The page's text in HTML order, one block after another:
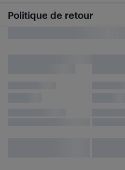
Politique de retour